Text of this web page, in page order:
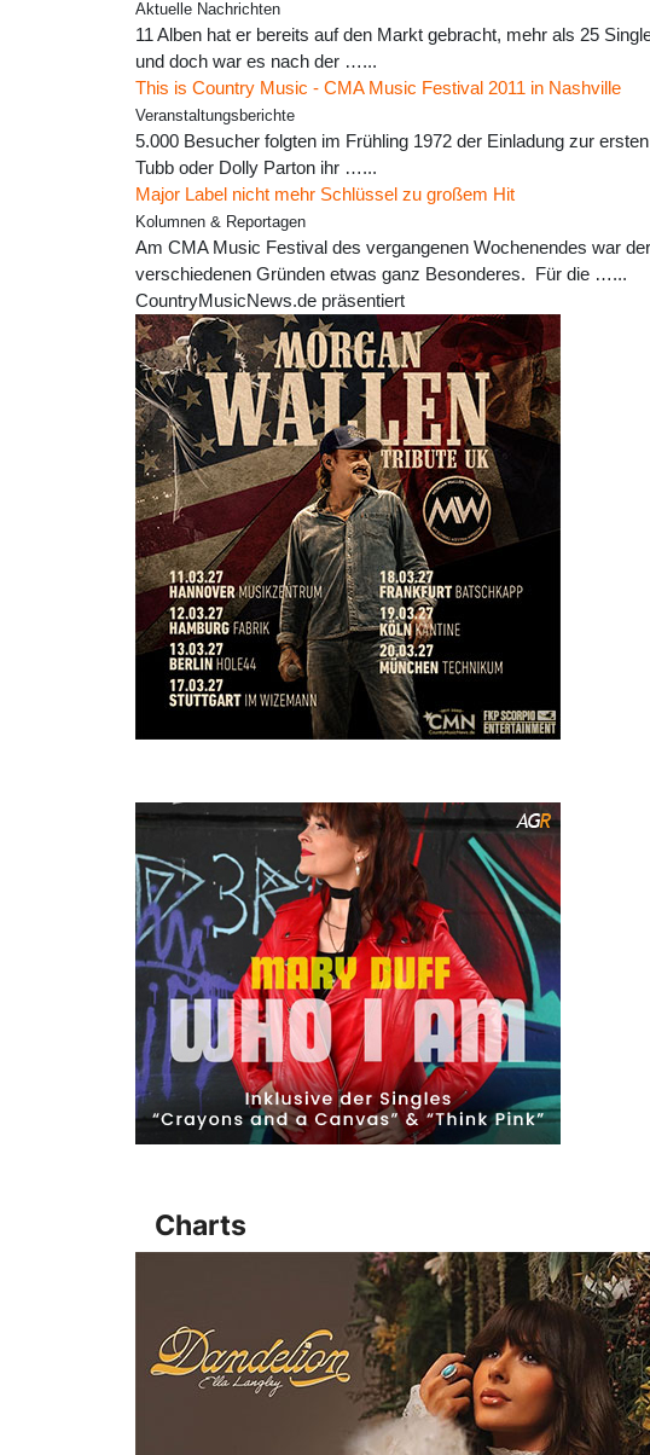
Aktuelle Nachrichten
11 Alben hat er bereits auf den Markt gebracht, mehr als 25
und doch war es nach der …...
This is Country Music - CMA Music Festival 2011 in Nashville
Veranstaltungsberichte
5.000 Besucher folgten im Frühling 1972 der Einladung zur
Tubb oder Dolly Parton ihr …...
Major Label nicht mehr Schlüssel zu großem Hit
Kolumnen & Reportagen
Am CMA Music Festival des vergangenen Wochenendes war
verschiedenen Gründen etwas ganz Besonderes. Für die …...
CountryMusicNews.de präsentiert
Charts